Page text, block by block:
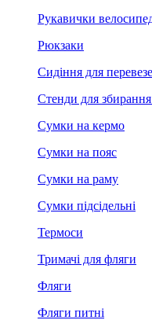
Рукавички
Рюкзаки
Сидіння для
Стенди для збирання
Сумки на кермо
Сумки на пояс
Сумки на раму
Сумки підсідельні
Термоси
Тримачі для фляги
Фляги
Фляги питні